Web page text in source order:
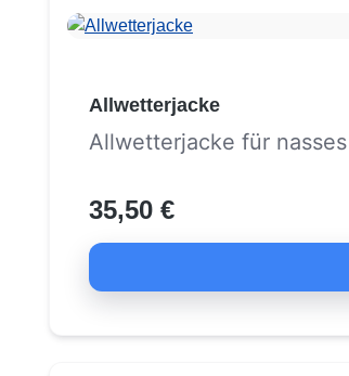
Allwetterjacke
Allwetterjacke für
35,50 €